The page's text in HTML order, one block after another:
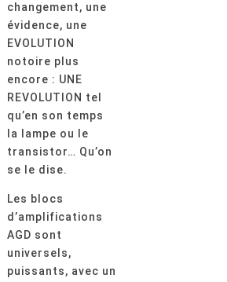
changement, une
évidence, une
EVOLUTION
notoire plus
encore : UNE
REVOLUTION tel
qu’en son temps
la lampe ou le
transistor… Qu’on
se le dise.
Les blocs
d’amplifications
AGD sont
universels,
puissants, avec un